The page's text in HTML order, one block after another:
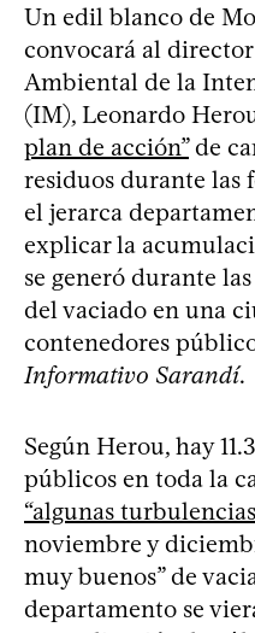
Un edil blanco de
convocará al
Ambiental de la
(IM), Leonardo
plan de acción”de
residuos durante las
el jerarca
explicar la
se generó durante
del vaciado en una
contenedores
Informativo Sarandí.
Según Herou, hay
públicos en toda la
“algunas
noviembre y
muy buenos” de
departamento se